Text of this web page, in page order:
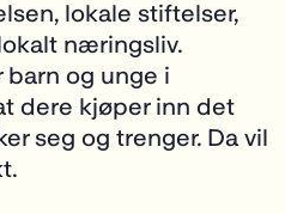
lokale stiftelser,
næringsliv.
barn og unge i
dere kjøper inn det
seg og trenger. Da vil